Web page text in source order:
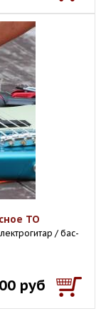
ТО
/ бас-
руб